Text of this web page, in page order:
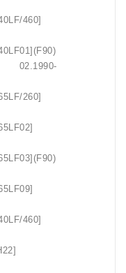
460]
02.1990-
260]
460]